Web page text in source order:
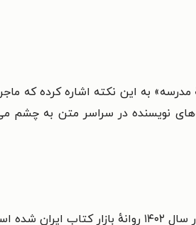
به این نکته اشاره کرده که
نویسنده در سراسر متن به چشم